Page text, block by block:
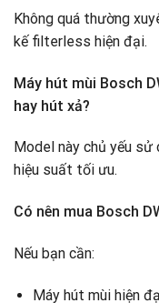
Không quá thường
kế filterless hiện đại.
Máy hút mùi Bosch
hay hút xả?
Model này chủ yếu
hiệu suất tối ưu.
Có nên mua Bosch
Nếu bạn cần:
Máy hút mùi hiện